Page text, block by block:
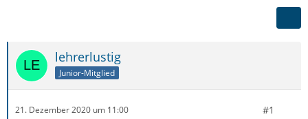
lehrerlustig
Junior-Mitglied
21. Dezember 2020 um 11:00 #1